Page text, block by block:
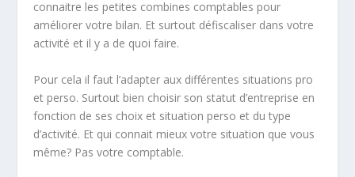
connaitre les petites combines comptables pour
améliorer votre bilan. Et surtout défiscaliser dans votre
activité et il y a de quoi faire.
Pour cela il faut l’adapter aux différentes situations pro
et perso. Surtout bien choisir son statut d’entreprise en
fonction de ses choix et situation perso et du type
d’activité. Et qui connait mieux votre situation que vous
même? Pas votre comptable.